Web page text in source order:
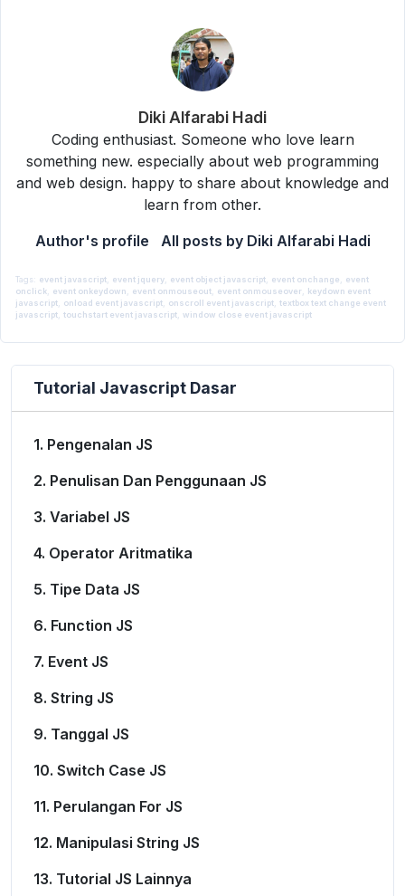
Diki Alfarabi Hadi
Coding enthusiast. Someone who love learn
something new. especially about web programming
and web design. happy to share about knowledge and
learn from other.
Author's profile
All posts by Diki Alfarabi Hadi
Tags: event javascript event jquery event object javascript event onchange
event
onclick
event onkeydown event onmouseout event onmouseover
keydown event
javascript
onload event javascript onscroll event javascript textbox text change event
javascript touchstart event javascript window close event javascript
Tutorial Javascript Dasar
1. Pengenalan JS
2. Penulisan Dan Penggunaan JS
3. Variabel JS
4. Operator Aritmatika
5. Tipe Data JS
6. Function JS
7. Event JS
8. String JS
9. Tanggal JS
10. Switch Case JS
11. Perulangan For JS
12. Manipulasi String JS
13. Tutorial JS Lainnya